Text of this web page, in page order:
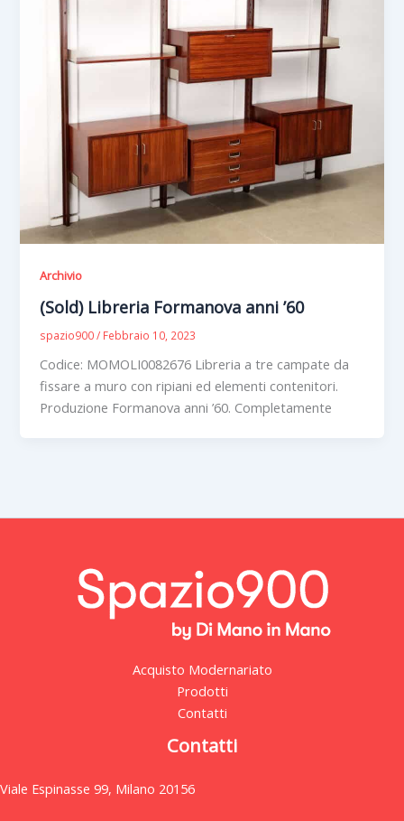
Archivio
(Sold) Libreria Formanova anni ’60
spazio900/ Febbraio 10, 2023
Codice: MOMOLI0082676 Libreria a tre campate da
fissare a muro con ripiani ed elementi contenitori.
Produzione Formanova anni ’60. Completamente
Acquisto Modernariato
Prodotti
Contatti
Contatti
Viale Espinasse 99, Milano 20156